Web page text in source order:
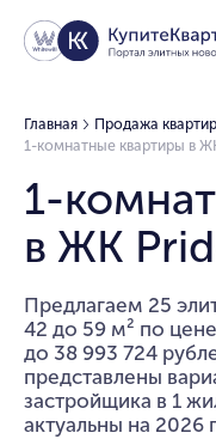
Главная Продажа
1-комнатные квартиры в
1-
в ЖК
Предлагаем 25
42 до 59 м² по
до 38 993 724
представлены
застройщика в 1
актуальны на 2026